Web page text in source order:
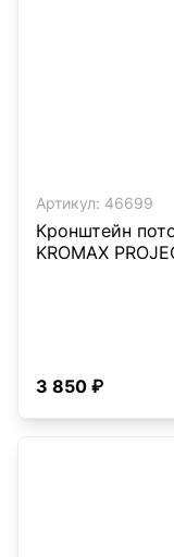
Артикул: 46699
Кронштейн
KROMAX
3 850 ₽